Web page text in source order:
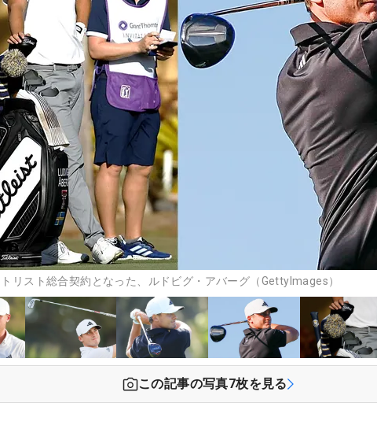
リスト総合契約となった、ルドビグ・アバーグ（GettyImages）
この記事の写真7枚を見る